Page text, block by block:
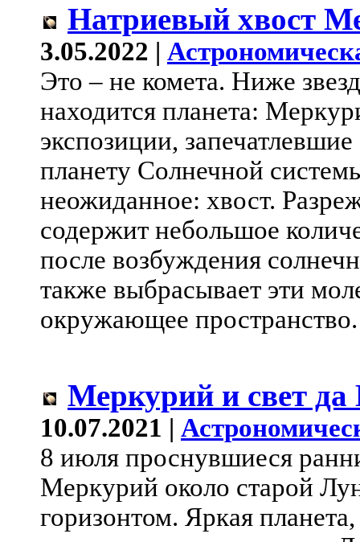
Натриевый хвост
3.05.2022 |
Это – не комета. Ниже
находится планета:
экспозиции,
планету Солнечной
неожиданное: хвост.
содержит небольшое
после возбуждения
также выбрасывает эти
окружающее пространство.
Меркурий и свет
10.07.2021 |
8 июля проснувшиеся
Меркурий около старой
горизонтом. Яркая